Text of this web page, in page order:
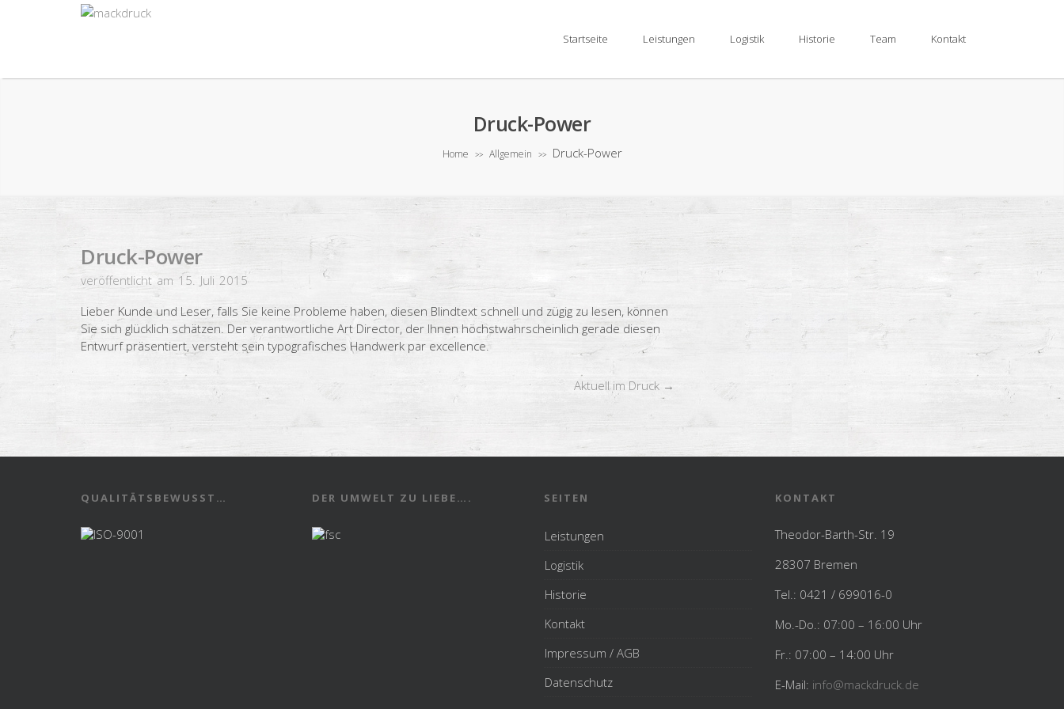
Startseite Leistungen Logistik Historie Team Kontakt
Druck-Power
Home >> Allgemein >> Druck-Power
Druck-Power
veröffentlicht am 15. Juli 2015
Lieber Kunde und Leser, falls Sie keine Probleme haben, diesen Blindtext schnell und zügig zu lesen, können
Sie sich glücklich schätzen. Der verantwortliche Art Director, der Ihnen höchstwahrscheinlich gerade diesen
Entwurf präsentiert, versteht sein typografisches Handwerk par excellence.
Aktuell im Druck →
QUALITÄTSBEWUSST… DER UMWELT ZU LIEBE…. SEITEN
Leistungen
Logistik
Historie
Kontakt
Impressum / AGB
Datenschutz
KONTAKT
Theodor-Barth-Str. 19
28307 Bremen
Tel.: 0421 / 699016-0
Mo.-Do.: 07:00 – 16:00 Uhr
Fr.: 07:00 – 14:00 Uhr
E-Mail: info@mackdruck.de